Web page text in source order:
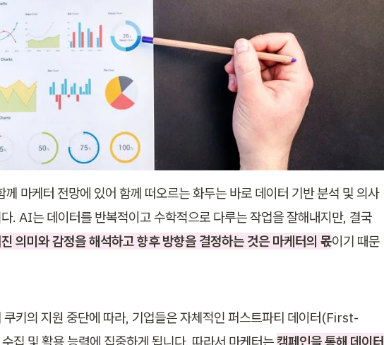
마케터 전망에 있어 함께 떠오르는 화두는 바로 데이터 기반 분석 및 의사
의미와 감정을 해석하고 향후 방향을 결정하는 것은 마케터의 몫이기 때문
쿠키의 지원 중단에 따라, 기업들은 자체적인 퍼스트파티 데이터(First-
및 활용 능력에 집중하게 됩니다. 따라서 마케터는 캠페인을 통해 데이터